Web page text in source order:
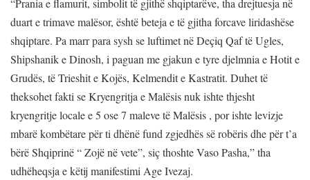
“Prania e flamurit, simbolit të gjithë shqiptarëve, tha drejtuesja në
duart e trimave malësor, është beteja e të gjitha forcave liridashëse
shqiptare. Pa marr para sysh se luftimet në Deçiq Qaf të Ugles,
Shipshanik e Dinosh, i paguan me gjakun e tyre djelmnia e Hotit e
Grudës, të Trieshit e Kojës, Kelmendit e Kastratit. Duhet të
theksohet fakti se Kryengritja e Malësis nuk ishte thjesht
kryengritje locale e 5 ose 7 maleve të Malësis , por ishte levizje
mbarë kombëtare për ti dhënë fund zgjedhës së robëris dhe për t’a
bërë Shqiprinë “ Zojë në vete”, siç thoshte Vaso Pasha,” tha
udhëheqsja e këtij manifestimi Age Ivezaj.